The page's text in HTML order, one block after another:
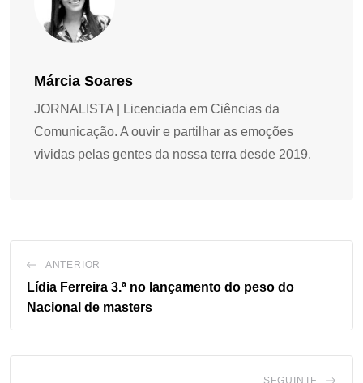
Márcia Soares
JORNALISTA | Licenciada em Ciências da
Comunicação. A ouvir e partilhar as emoções
vividas pelas gentes da nossa terra desde 2019.
ANTERIOR
Lídia Ferreira 3.ª no lançamento do peso do
Nacional de masters